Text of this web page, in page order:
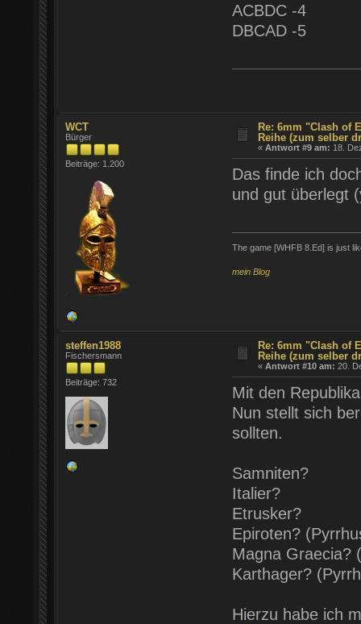
ACBDC -4
DBCAD -5
WCT
Bürger
Beiträge: 1.200
Re: 6mm "Clash of
Reihe (zum selber
«Antwort #9 am: 18.
Das finde ich
und gut überlegt
The game [WHFB 8.Ed] is just
mein Blog
steffen1988
Fischersmann
Beiträge: 732
Re: 6mm "Clash of
Reihe (zum selber
«Antwort #10 am: 20.
Mit den
Nun stellt sich
sollten.
Samniten?
Italier?
Etrusker?
Epiroten?
Magna Graecia?
Karthager?
Hierzu habe ich